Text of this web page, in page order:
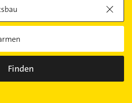
Finden